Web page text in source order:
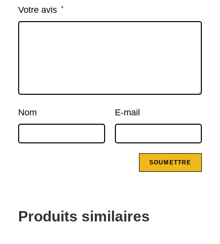
Votre avis *
Nom E-mail
Produits similaires